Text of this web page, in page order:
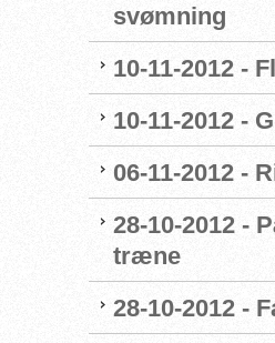
svømning
10-11-2012 -
10-11-2012 -
06-11-2012 -
28-10-2012 -
træne
28-10-2012 -